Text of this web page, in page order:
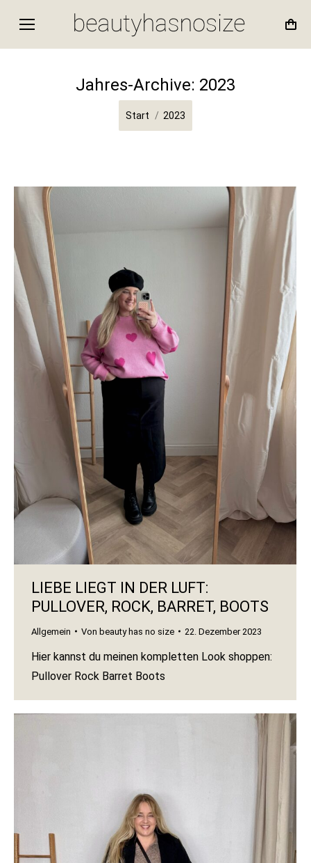
Jahres-Archive: 2023
Sie befinden sich hier:
Start 2023
LIEBE LIEGT IN DER LUFT:
PULLOVER, ROCK, BARRET, BOOTS
Allgemein Von beauty has no size 22. Dezember 2023
Hier kannst du meinen kompletten Look shoppen:
Pullover Rock Barret Boots